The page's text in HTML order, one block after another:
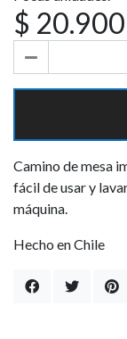
$ 20.900
Camino de mesa
fácil de usar y
máquina.
Hecho en Chile